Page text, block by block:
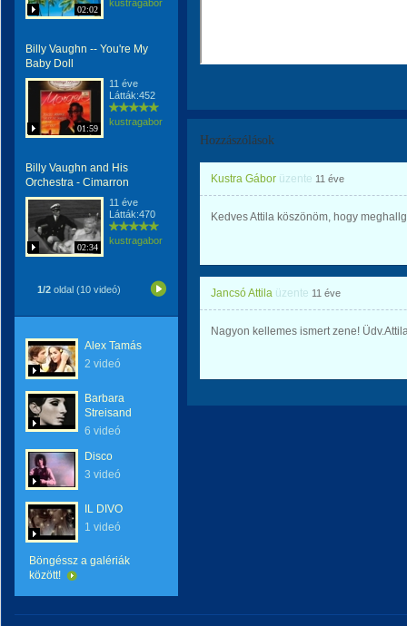
02:02
kustragabor
Billy Vaughn -- You're My
Baby Doll
01:59
11 éve
Látták:452
kustragabor
Billy Vaughn and His
Orchestra - Cimarron
02:34
11 éve
Látták:470
kustragabor
1/2 oldal (10 videó)
Alex Tamás
2 videó
Barbara
Streisand
6 videó
Disco
3 videó
IL DIVO
1 videó
Böngéssz a galériák
között!
Hozzászólások
Kustra Gábor üzente 11 éve
Kedves Attila köszönöm, hogy
Jancsó Attila üzente 11 éve
Nagyon kellemes ismert zene!